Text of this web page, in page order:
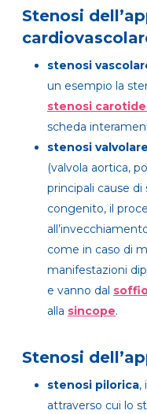
Stenosi
stenosi
un esempio la
stenosi
scheda
stenosi valvolare
(valvola aortica,
principali cause
congenito, il
come in caso di
manifestazioni
e vanno dal
alla sincope.
Stenosi
stenosi pilorica,
attraverso cui lo